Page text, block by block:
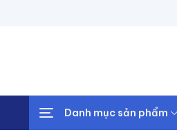
Danh mục sản phẩm